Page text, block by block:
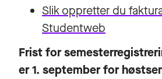
Slik oppretter du
Studentweb
Frist for
er 1. september for